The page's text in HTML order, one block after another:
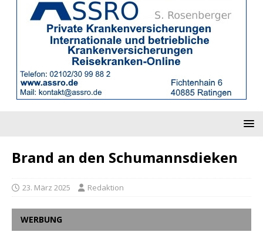
Brand an den Schumannsdieken
23. März 2025 Redaktion
WERBUNG